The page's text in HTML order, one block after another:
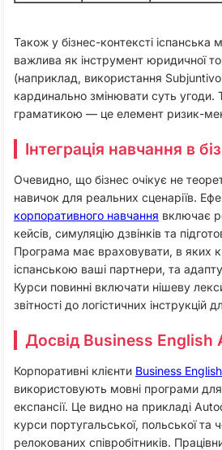
Також у бізнес-контексті іспанська
важлива як інструмент юридичної
(наприклад, використання
кардинально змінювати суть угоди.
граматикою — це елемент ризик-
Інтеграція навчання в
Очевидно, що бізнес очікує не
навичок для реальних сценаріїв.
корпоративного навчання включає
кейсів, симуляцію дзвінків та
Програма має враховувати, в яких
іспанською ваші партнери, та
Курси повинні включати нішеву
звітності до логістичних інструкцій
Досвід Business English
Корпоративні клієнти Business
використовують мовні програми
експансії. Це видно на прикладі
курси португальської, польської та
релокованих співробітників.